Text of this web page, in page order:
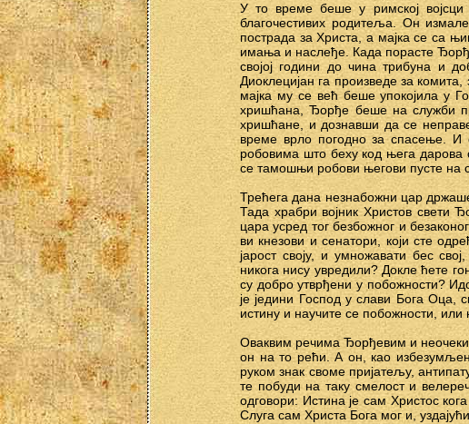
У то време беше у римској војсци
благочестивих родитеља. Он
пострада за Христа, а мајка се са
имања и наслеђе. Када порасте
својој години до чина трибуна и
Диоклецијан га произведе за
мајка му се већ беше упокојила у
хришћана, Ђорђе беше на служби
хришћане, и дознавши да се
време врло погодно за спасење.
робовима што беху код њега
се тамошњи робови његови пусте на
Трећега дана незнабожни цар
Тада храбри војник Христов свети
цара усред тог безбожног и
ви кнезови и сенатори, који сте
јарост своју, и умножавати бес
никога нису увредили? Докле ћете
су добро утврђени у побожности?
је једини Господ у слави Бога
истину и научите се побожности,
Оваквим речима Ђорђевим и
он на то рећи. А он, као
руком знак своме пријатељу,
те побуди на таку смелост и
одговори: Истина је сам Христос
Слуга сам Христа Бога мог и,